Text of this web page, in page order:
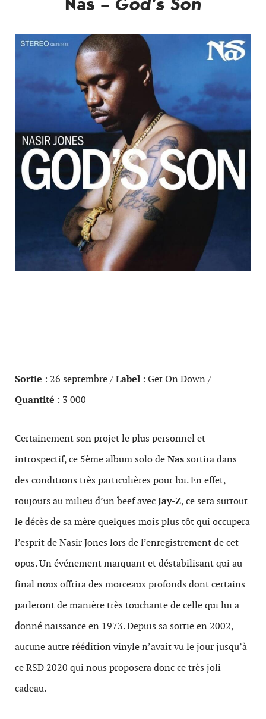
Sortie : 26 septembre /Label : Get On Down /
Quantité : 3 000
Certainement son projet le plus personnel et
introspectif, ce 5èmealbum solo deNas sortira dans
des conditions très particulières pour lui. En effet,
toujours au milieu d’un beef avecJay-Z, ce sera surtout
le décès de sa mère quelques mois plus tôt qui occupera
l’esprit de Nasir Jones lors de l’enregistrement de cet
opus. Un événement marquant et déstabilisant qui au
final nous offrira des morceaux profonds dont certains
parleront de manière très touchante de celle qui lui a
donné naissance en 1973. Depuis sa sortie en 2002,
aucune autre réédition vinyle n’avait vu le jour jusqu’à
ce RSD 2020 qui nous proposera donc ce très joli
cadeau.